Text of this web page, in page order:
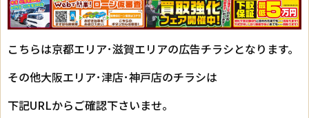
こちらは京都エリア･滋賀エリアの広告チラシとなります。
その他大阪エリア･津店･神戸店のチラシは
下記URLからご確認下さいませ。